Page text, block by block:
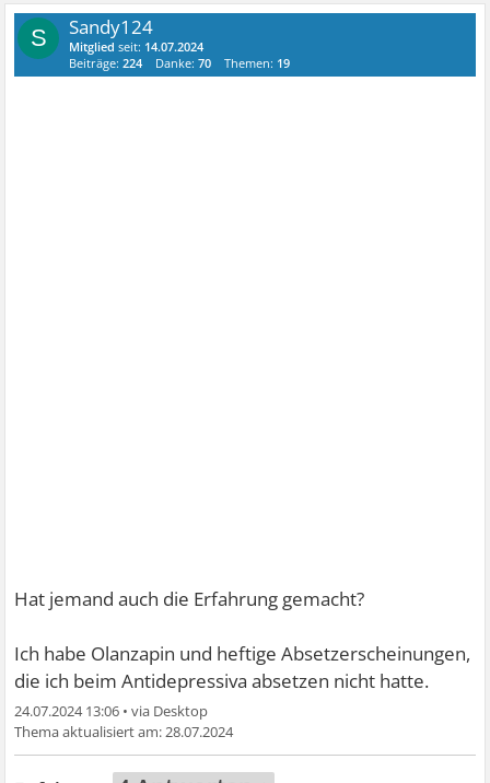
S Sandy124
Mitglied seit: 14.07.2024
Beiträge:224 Danke:70 Themen: 19
Hat jemand auch die Erfahrung gemacht?
Ich habe Olanzapin und heftige Absetzerscheinungen,
die ich beim Antidepressiva absetzen nicht hatte.
24.07.2024 13:06 •
28.07.2024